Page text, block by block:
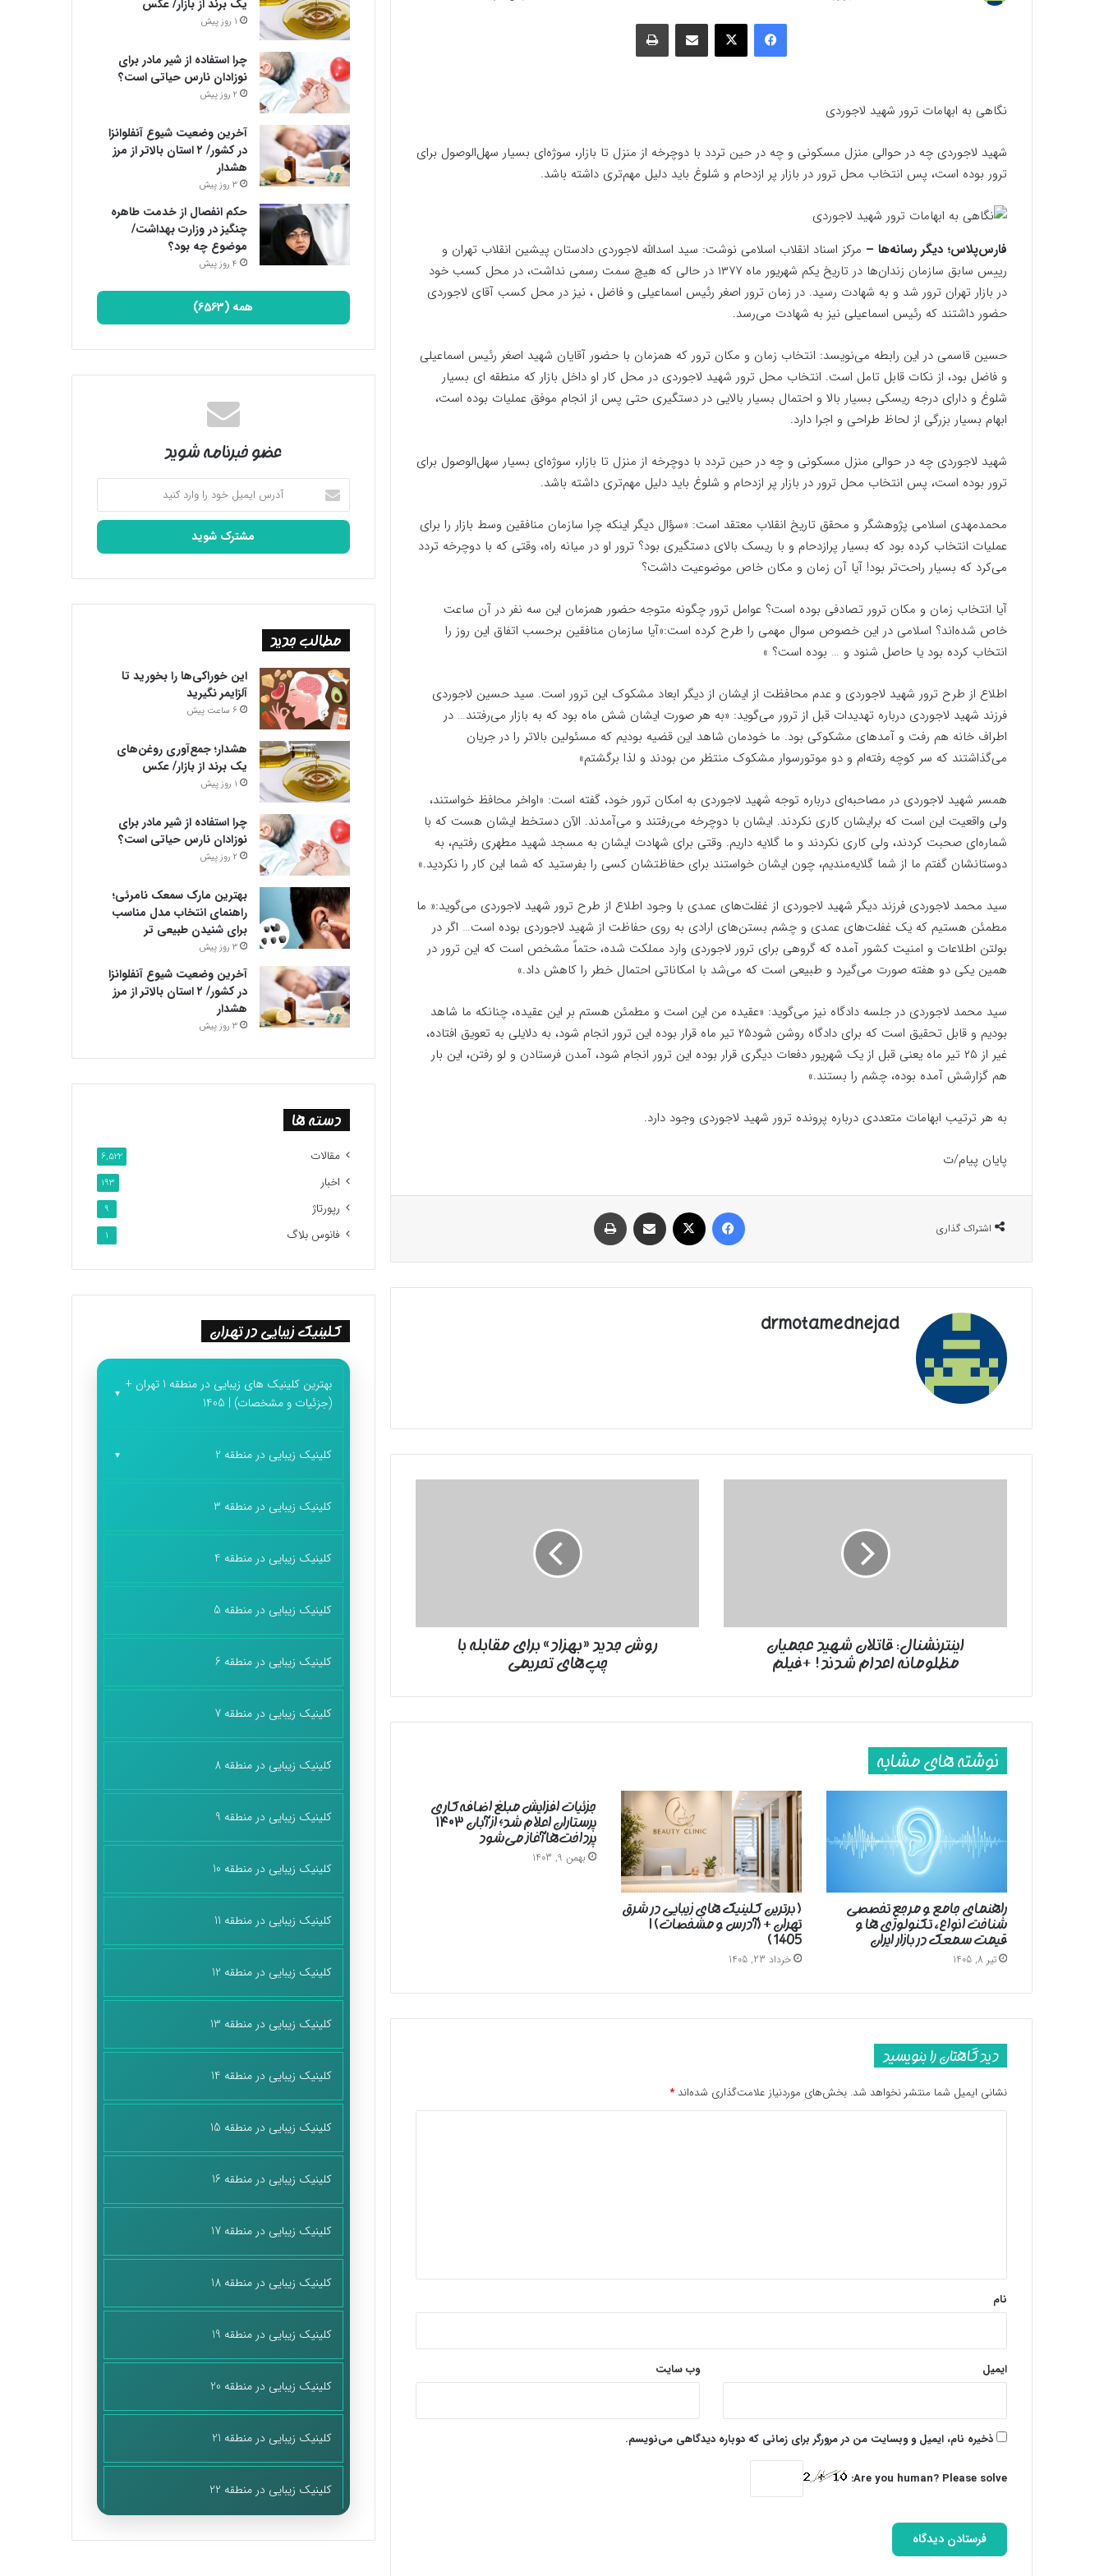
فیسبوک ایکس اشتراک گذاری با ایمیل چاپ
نگاهی به ابهامات ترور شهید لاجوردی
شهید لاجوردی چه در حوالی منزل مسکونی و چه در حین تردد با دوچرخه از منزل تا بازار، سوژه‌ای بسیار سهل‌الوصول برای
ترور بوده است، پس انتخاب محل ترور در بازار پر ازدحام و شلوغ باید دلیل مهم‌تری داشته باشد.
فارس‌پلاس؛ دیگر رسانه‌ها – مرکز اسناد انقلاب اسلامی نوشت: سید اسدالله لاجوردی دادستان پیشین انقلاب تهران و
رییس سابق سازمان زندان‌ها در تاریخ یکم شهریور ماه ۱۳۷۷ در حالی که هیچ سمت رسمی نداشت، در محل کسب خود
در بازار تهران ترور شد و به شهادت رسید. در زمان ترور اصغر رئیس اسماعیلی و فاضل ، نیز در محل کسب آقای لاجوردی
حضور داشتند که رئیس اسماعیلی نیز به شهادت می‌رسد.
حسین قاسمی در این رابطه می‌نویسد: انتخاب زمان و مکان ترور که همزمان با حضور آقایان شهید اصغر رئیس اسماعیلی
و فاضل بود، از نکات قابل تامل است. انتخاب محل ترور شهید لاجوردی در محل کار او داخل بازار که منطقه ای بسیار
شلوغ و دارای درجه ریسکی بسیار بالا و احتمال بسیار بالایی در دستگیری حتی پس از انجام موفق عملیات بوده است،
ابهام بسیار بزرگی از لحاظ طراحی و اجرا دارد.
شهید لاجوردی چه در حوالی منزل مسکونی و چه در حین تردد با دوچرخه از منزل تا بازار، سوژه‌ای بسیار سهل‌الوصول برای
ترور بوده است، پس انتخاب محل ترور در بازار پر ازدحام و شلوغ باید دلیل مهم‌تری داشته باشد.
محمدمهدی اسلامی پژوهشگر و محقق تاریخ انقلاب معتقد است: «سؤال دیگر اینکه چرا سازمان منافقین وسط بازار را برای
عملیات انتخاب کرده بود که بسیار پرازدحام و با ریسک بالای دستگیری بود؟ ترور او در میانه راه، وقتی که با دوچرخه تردد
می‌کرد که بسیار راحت‌تر بود! آیا آن زمان و مکان خاص موضوعیت داشت؟
آیا انتخاب زمان و مکان ترور تصادفی بوده است؟ عوامل ترور چگونه متوجه حضور همزمان این سه نفر در آن ساعت
خاص شده‌اند؟ اسلامی در این خصوص سوال مهمی را طرح کرده است:«آیا سازمان منافقین برحسب اتفاق این روز را
انتخاب کرده بود یا حاصل شنود و … بوده است؟ »
اطلاع از طرح ترور شهید لاجوردی و عدم محافظت از ایشان از دیگر ابعاد مشکوک این ترور است. سید حسین لاجوردی
فرزند شهید لاجوردی درباره تهدیدات قبل از ترور می‌گوید: «به هر صورت ایشان شش ماه بود که به بازار می‌‌رفتند… در
اطراف خانه هم رفت و آمدهای مشکوکی بود. ما خودمان شاهد این قضیه بودیم که مسئولین بالاتر را در جریان
می‌گذاشتند که سر کوچه رفته‌ام و دو موتورسوار مشکوک منتظر من بودند و لذا برگشتم»
همسر شهید لاجوردی در مصاحبه‌ای درباره توجه شهید لاجوردی به امکان ترور خود، گفته است: «اواخر محافظ خواستند،
ولی واقعیت این است که برایشان کاری نکردند. ایشان با دوچرخه می‌رفتند و می‌آمدند. الآن دستخط ایشان هست که با
شماره‌ای صحبت کردند، ولی کاری نکردند و ما گلایه داریم. وقتی برای شهادت ایشان به مسجد شهید مطهری رفتیم، به
دوستانشان گفتم ما از شما گلایه‌مندیم، چون ایشان خواستند برای حفاظتشان کسی را بفرستید که شما این کار را نکردید.»
سید محمد لاجوردی فرزند دیگر شهید لاجوردی از غفلت‌های عمدی با وجود اطلاع از طرح ترور شهید لاجوردی می‌گوید:« ما
مطمئن هستیم که یک غفلت‌های عمدی و چشم بستن‌های ارادی به روی حفاظت از شهید لاجوردی بوده است… اگر در
بولتن اطلاعات و امنیت کشور آمده که گروهی برای ترور لاجوردی وارد مملکت شده‌، حتماً مشخص است که این ترور در
همین یکی دو هفته صورت می‌گیرد و طبیعی است که می‌شد با امکاناتی احتمال خطر را کاهش داد.»
سید محمد لاجوردی در جلسه دادگاه نیز می‌گوید: «عقیده من این است و مطمئن هستم بر این عقیده، چنانکه ما شاهد
بودیم و قابل تحقیق است که برای دادگاه روشن شود۲۵ تیر ماه قرار بوده این ترور انجام شود، به دلایلی به تعویق افتاده،
غیر از ۲۵ تیر ماه یعنی قبل از یک شهریور دفعات دیگری قرار بوده این ترور انجام شود، آمدن فرستادن و لو رفتن، این بار
هم گزارشش آمده بوده، چشم را بستند.»
به هر ترتیب ابهامات متعددی درباره پرونده ترور شهید لاجوردی وجود دارد.
پایان پیام/ت
اشتراک گذاری
فیسبوک ایکس اشتراک گذاری با ایمیل
drmotamednejad
اینترنشنال: قاتلان شهید عجمیان
مظلومانه اعدام شدند! +فیلم
روش جدید «بهزاد» برای مقابله با
چپ‌های تحریمی
نوشته های مشابه
راهنمای جامع و مرجع تخصصی
شناخت انواع، تکنولوژی ها و
قیمت سمعک در بازار ایران
تیر 8, 1405
( برترین کلینیک های زیبایی در شرق
تهران + (آدرس و مشخصات) |
1405 )
خرداد 23, 1405
جزئیات افزایش مبلغ اضافه‌کاری
پرستاران اعلام شد؛ از آبان ۱۴۰۳
پرداخت‌ها آغاز می‌شود
بهمن 9, 1403
دیدگاهتان را بنویسید
نشانی ایمیل شما منتشر نخواهد شد. بخش‌های موردنیاز علامت‌گذاری شده‌اند *
نام
ایمیل وب‌ سایت
ذخیره نام، ایمیل و وبسایت من در مرورگر برای زمانی که دوباره دیدگاهی می‌نویسم.
Are you human? Please solve:
یک برند از بازار/ عکس
1 روز پیش
چرا استفاده از شیر مادر برای
نوزادان نارس حیاتی است؟
2 روز پیش
آخرین وضعیت شیوع آنفلوانزا
در کشور/ ۲ استان بالاتر از مرز
هشدار
3 روز پیش
حکم انفصال از خدمت طاهره
چنگیز در وزارت بهداشت/
موضوع چه بود؟
4 روز پیش
همه (6563)
عضو خبرنامه شوید
آدرس
ایمیل
خود
وارد
مطالب جدید
این خوراکی‌ها را بخورید تا
آلزایمر نگیرید
6 ساعت پیش
هشدار؛ جمع‌آوری روغن‌های
یک برند از بازار/ عکس
1 روز پیش
چرا استفاده از شیر مادر برای
نوزادان نارس حیاتی است؟
2 روز پیش
بهترین مارک سمعک نامرئی؛
راهنمای انتخاب مدل مناسب
برای شنیدن طبیعی تر
3 روز پیش
آخرین وضعیت شیوع آنفلوانزا
در کشور/ ۲ استان بالاتر از مرز
هشدار
3 روز پیش
دسته ها
مقالات 6,522
اخبار 193
رپورتاژ 9
فانوس بلاگ 1
کلینیک زیبایی در تهران
بهترین کلینیک های زیبایی در منطقه 1 تهران +
(جزئیات و مشخصات) | 1405
کلینیک زیبایی در منطقه 2
کلینیک زیبایی در منطقه 3
کلینیک زیبایی در منطقه 4
کلینیک زیبایی در منطقه 5
کلینیک زیبایی در منطقه 6
کلینیک زیبایی در منطقه 7
کلینیک زیبایی در منطقه 8
کلینیک زیبایی در منطقه 9
کلینیک زیبایی در منطقه 10
کلینیک زیبایی در منطقه 11
کلینیک زیبایی در منطقه 12
کلینیک زیبایی در منطقه 13
کلینیک زیبایی در منطقه 14
کلینیک زیبایی در منطقه 15
کلینیک زیبایی در منطقه 16
کلینیک زیبایی در منطقه 17
کلینیک زیبایی در منطقه 18
کلینیک زیبایی در منطقه 19
کلینیک زیبایی در منطقه 20
کلینیک زیبایی در منطقه 21
کلینیک زیبایی در منطقه 22